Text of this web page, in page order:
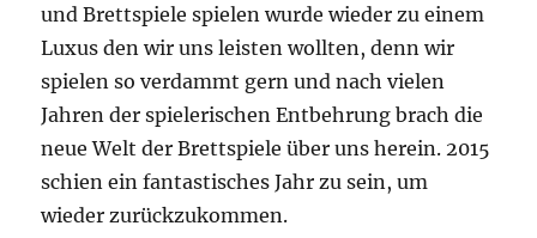
und Brettspiele spielen wurde wieder zu einem
Luxus den wir uns leisten wollten, denn wir
spielen so verdammt gern und nach vielen
Jahren der spielerischen Entbehrung brach die
neue Welt der Brettspiele über uns herein. 2015
schien ein fantastisches Jahr zu sein, um
wieder zurückzukommen.